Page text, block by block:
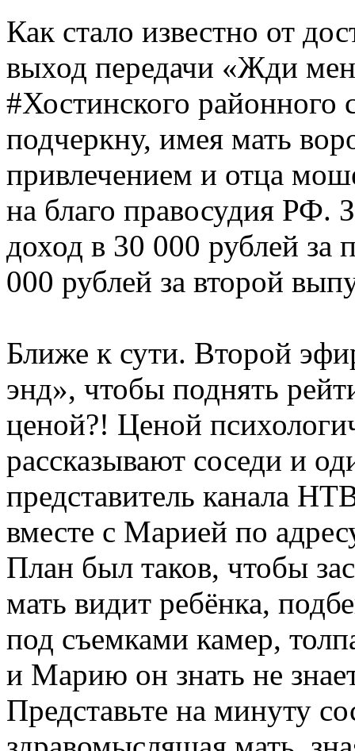
Как стало известно от
выход передачи «Жди
#Хостинского районного
подчеркну, имея мать
привлечением и отца
на благо правосудия РФ.
доход в 30 000 рублей за
000 рублей за второй
Ближе к сути. Второй
энд», чтобы поднять
ценой?! Ценой
рассказывают соседи и
представитель канала
вместе с Марией по
План был таков, чтобы
мать видит ребёнка,
под съемками камер,
и Марию он знать не
Представьте на минуту